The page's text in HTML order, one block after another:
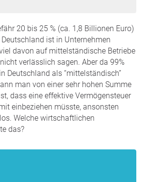
20 bis 25 % (ca. 1,8 Billionen Euro)
ist in Unternehmen
davon auf mittelständische Betriebe
verlässlich sagen. Aber da 99%
Deutschland als “mittelständisch”
man von einer sehr hohen Summe
dass eine effektive Vermögensteuer
einbeziehen müsste, ansonsten
Welche wirtschaftlichen
das?